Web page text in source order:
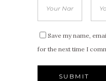
Save my name,
for the next time I